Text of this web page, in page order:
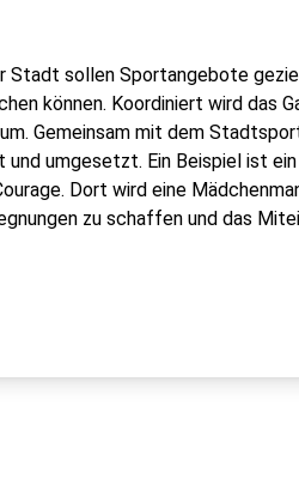
Stadt sollen Sportangebote
können. Koordiniert wird das
Gemeinsam mit dem
umgesetzt. Ein Beispiel ist
Dort wird eine
zu schaffen und das